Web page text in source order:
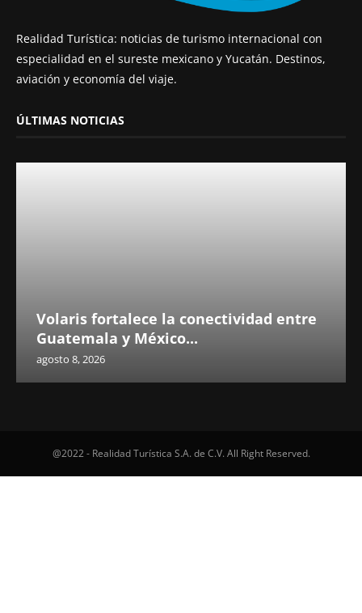
Realidad Turística: noticias de turismo internacional con
especialidad en el sureste mexicano y Yucatán. Destinos,
aviación y economía del viaje.
ÚLTIMAS NOTICIAS
Volaris fortalece la conectividad entre
Guatemala y México...
agosto 8, 2026
@2022 - Realidad Turística S.A. de C.V. All Right Reserved.